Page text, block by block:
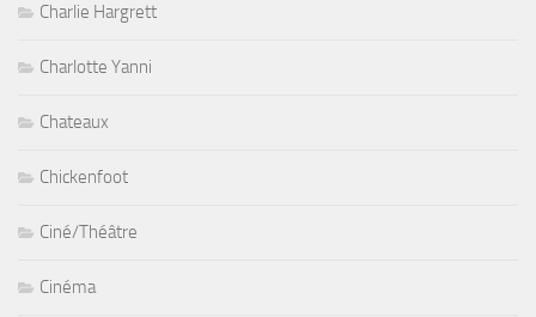
Charlie Hargrett
Charlotte Yanni
Chateaux
Chickenfoot
Ciné/Théâtre
Cinéma